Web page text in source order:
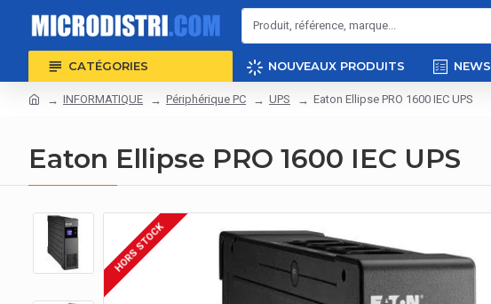
CATÉGORIES NOUVEAUX PRODUITS NEWS
INFORMATIQUE Périphérique PC UPS Eaton Ellipse PRO 1600 IEC UPS
Eaton Ellipse PRO 1600 IEC UPS
HORS STOCK